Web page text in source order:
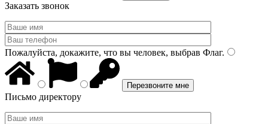
Заказать звонок
Пожалуйста, докажите, что вы человек, выбрав Флаг.
Письмо директору